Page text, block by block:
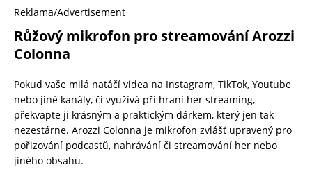
Reklama/Advertisement
Růžový mikrofon pro streamování Arozzi
Colonna
Pokud vaše milá natáčí videa na Instagram, TikTok, Youtube
nebo jiné kanály, či využívá při hraní her streaming,
překvapte ji krásným a praktickým dárkem, který jen tak
nezestárne. Arozzi Colonna je mikrofon zvlášť upravený pro
pořizování podcastů, nahrávání či streamování her nebo
jiného obsahu.